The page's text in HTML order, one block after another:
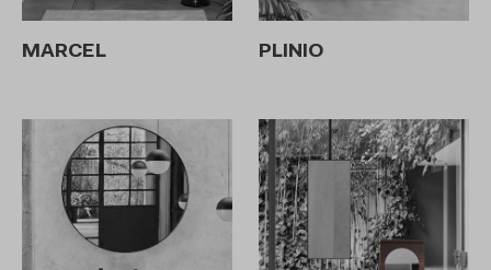
MARCEL PLINIO